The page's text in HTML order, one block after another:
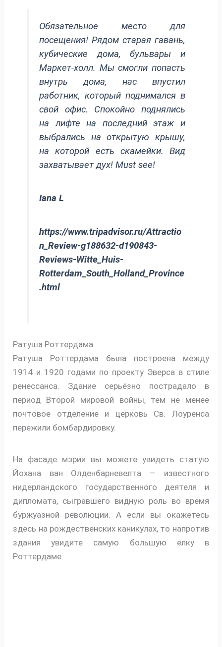
Обязательное место для
посещения! Рядом старая гавань,
кубические дома, бульвары и
Маркет-холл. Мы смогли попасть
внутрь дома, нас впустил
работник, который поднимался в
свой офис. Спокойно поднялись
на лифте на последний этаж и
выбрались на открытую крышу,
на которой есть скамейки. Вид
захватывает дух! Must see!
Iana L
https://www.tripadvisor.ru/Attractio
n_Review-g188632-d190843-
Reviews-Witte_Huis-
Rotterdam_South_Holland_Province
.html
Ратуша Роттердама
Ратуша Роттердама была построена между
1914 и 1920 годами по проекту Эверса в стиле
ренессанса. Здание серьёзно пострадало в
период Второй мировой войны, тем не менее
почтовое отделение и церковь Св. Лоуренса
пережили бомбардировку.
На фасаде мэрии вы можете увидеть статую
Йохана ван Олденбарневелта — известного
нидерландского государственного деятеля и
дипломата, сыгравшего видную роль во время
буржуазной революции. А если вы окажетесь
здесь на рождественских каникулах, то напротив
здания увидите самую большую елку в
Роттердаме.